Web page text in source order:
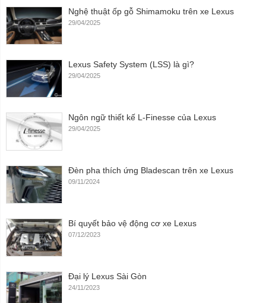
Nghệ thuật ốp gỗ Shimamoku trên xe Lexus
29/04/2025
Lexus Safety System (LSS) là gì?
29/04/2025
Ngôn ngữ thiết kế L-Finesse của Lexus
29/04/2025
Đèn pha thích ứng Bladescan trên xe Lexus
09/11/2024
Bí quyết bảo vệ động cơ xe Lexus
07/12/2023
Đại lý Lexus Sài Gòn
24/11/2023